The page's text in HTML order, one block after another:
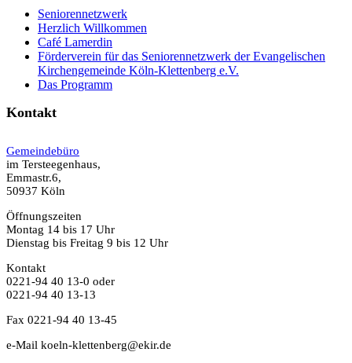
Seniorennetzwerk
Herzlich Willkommen
Café Lamerdin
Förderverein für das Seniorennetzwerk der Evangelischen
Kirchengemeinde Köln-Klettenberg e.V.
Das Programm
Kontakt
Gemeindebüro
im Tersteegenhaus,
Emmastr.6,
50937 Köln
Öffnungszeiten
Montag 14 bis 17 Uhr
Dienstag bis Freitag 9 bis 12 Uhr
Kontakt
0221-94 40 13-0 oder
0221-94 40 13-13
Fax 0221-94 40 13-45
e-Mail koeln-klettenberg@ekir.de